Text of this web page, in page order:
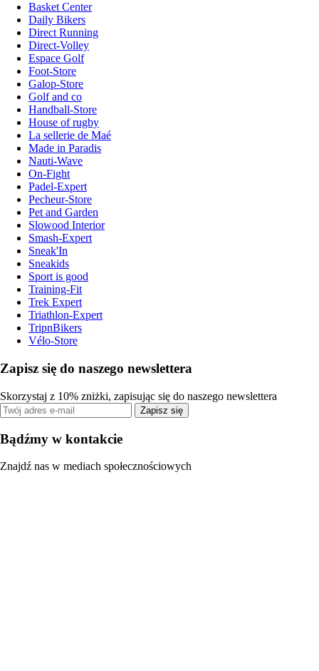
Basket Center
Daily Bikers
Direct Running
Direct-Volley
Espace Golf
Foot-Store
Galop-Store
Golf and co
Handball-Store
House of rugby
La sellerie de Maé
Made in Paradis
Nauti-Wave
On-Fight
Padel-Expert
Pecheur-Store
Pet and Garden
Slowood Interior
Smash-Expert
Sneak'In
Sneakids
Sport is good
Training-Fit
Trek Expert
Triathlon-Expert
TripnBikers
Vélo-Store
Zapisz się do naszego newslettera
Skorzystaj z 10% zniżki, zapisując się do naszego newslettera
Zapisz się
Bądźmy w kontakcie
Znajdź nas w mediach społecznościowych